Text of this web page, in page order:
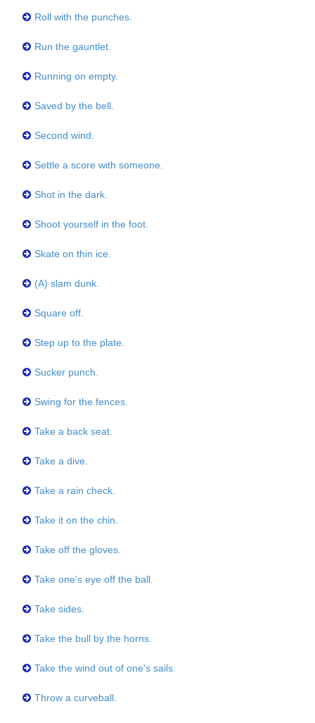
Roll with the punches.
Run the gauntlet.
Running on empty.
Saved by the bell.
Second wind.
Settle a score with someone.
Shot in the dark.
Shoot yourself in the foot.
Skate on thin ice.
(A) slam dunk.
Square off.
Step up to the plate.
Sucker punch.
Swing for the fences.
Take a back seat.
Take a dive.
Take a rain check.
Take it on the chin.
Take off the gloves.
Take one's eye off the ball.
Take sides.
Take the bull by the horns.
Take the wind out of one's sails.
Throw a curveball.